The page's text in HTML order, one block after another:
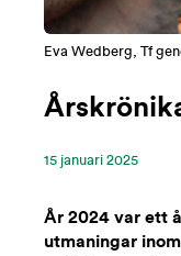
Eva Wedberg, Tf
15 ‪januari‬ 2025
År 2024 var ett
utmaningar